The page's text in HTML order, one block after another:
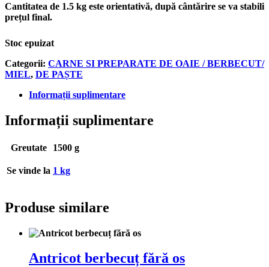
Cantitatea de 1.5 kg este orientativă, după cântărire se va stabili
prețul final.
Stoc epuizat
Categorii: CARNE SI PREPARATE DE OAIE / BERBECUT/
MIEL, DE PAȘTE
Informații suplimentare
Informații suplimentare
Greutate 1500 g
Se vinde la 1 kg
Produse similare
Antricot berbecuț fără os